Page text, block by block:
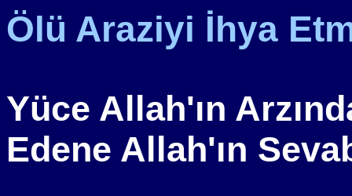
Ölü Araziyi İhya
Yüce Allah'ın
Edene Allah'ın